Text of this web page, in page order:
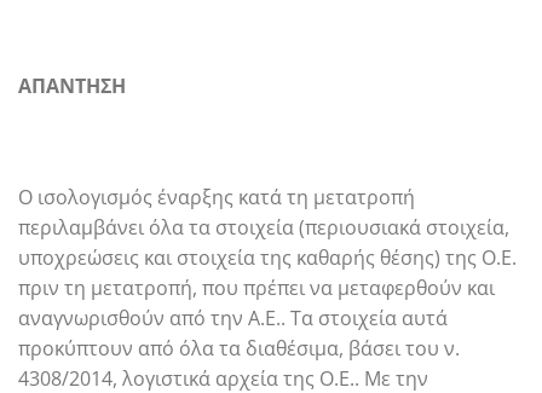
ΑΠΑΝΤΗΣΗ
Ο ισολογισμός έναρξης κατά τη μετατροπή
περιλαμβάνει όλα τα στοιχεία (περιουσιακά στοιχεία,
υποχρεώσεις και στοιχεία της καθαρής θέσης) της Ο.Ε.
πριν τη μετατροπή, που πρέπει να μεταφερθούν και
αναγνωρισθούν από την Α.Ε.. Τα στοιχεία αυτά
προκύπτουν από όλα τα διαθέσιμα, βάσει του ν.
4308/2014, λογιστικά αρχεία της Ο.Ε.. Με την